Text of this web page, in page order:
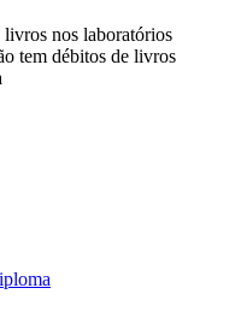
nos laboratórios
tem débitos de livros